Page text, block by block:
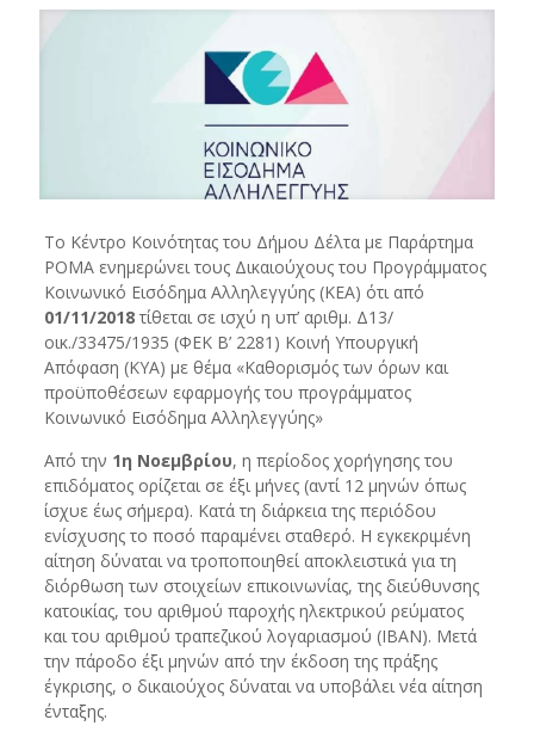
Το Κέντρο Κοινότητας του Δήμου Δέλτα με Παράρτημα
ΡΟΜΑ ενημερώνει τους Δικαιούχους του Προγράμματος
Κοινωνικό Εισόδημα Αλληλεγγύης (ΚΕΑ) ότι από
01/11/2018τίθεται σε ισχύ η υπ’ αριθμ. Δ13/
οικ./33475/1935 (ΦΕΚ Β’ 2281) Κοινή Υπουργική
Απόφαση (ΚΥΑ) με θέμα «Καθορισμός των όρων και
προϋποθέσεων εφαρμογής του προγράμματος
Κοινωνικό Εισόδημα Αλληλεγγύης»
Από την 1η Νοεμβρίου, η περίοδος χορήγησης του
επιδόματος ορίζεται σε έξι μήνες (αντί 12 μηνών όπως
ίσχυε έως σήμερα). Κατά τη διάρκεια της περιόδου
ενίσχυσης το ποσό παραμένει σταθερό. Η εγκεκριμένη
αίτηση δύναται να τροποποιηθεί αποκλειστικά για τη
διόρθωση των στοιχείων επικοινωνίας, της διεύθυνσης
κατοικίας, του αριθμού παροχής ηλεκτρικού ρεύματος
και του αριθμού τραπεζικού λογαριασμού (ΙΒΑΝ). Μετά
την πάροδο έξι μηνών από την έκδοση της πράξης
έγκρισης, ο δικαιούχος δύναται να υποβάλει νέα αίτηση
ένταξης.